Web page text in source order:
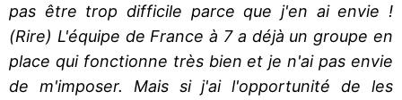
pas être trop difficile parce que j'en ai envie !
(Rire) L'équipe de France à 7 a déjà un groupe en
place qui fonctionne très bien et je n'ai pas envie
de m'imposer. Mais si j'ai l'opportunité de les